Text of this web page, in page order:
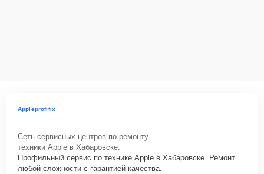
Appleprofifix
Сеть сервисных центров по ремонту
техники Apple в Хабаровске.
Профильный сервис по технике Apple в Хабаровске. Ремонт
любой сложности с гарантией качества.